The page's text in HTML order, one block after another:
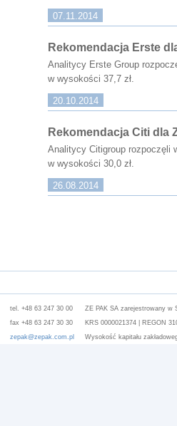
07.11.2014
Rekomendacja Erste
Analitycy Erste Group
w wysokości 37,7 zł.
20.10.2014
Rekomendacja Citi dla
Analitycy Citigroup rozpoczęli
w wysokości 30,0 zł.
26.08.2014
tel. +48 63 247 30 00
fax +48 63 247 30 30
zepak@zepak.com.pl
ZE PAK SA zarejestrowany w
KRS 0000021374 | REGON
Wysokość kapitału